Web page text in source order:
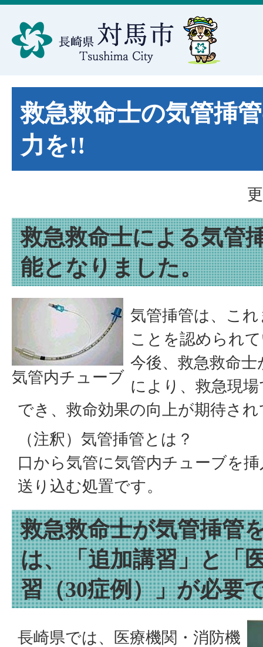
救急救命士の気管挿
力を!!
救急救命士による気管
能となりました。
気管内チューブ
気管挿管は、こ
ことを認められ
今後、救急救命
により、救急現
でき、救命効果の向上が期待さ
（注釈）気管挿管とは？
口から気管に気管内チューブを
送り込む処置です。
救急救命士が気管挿管
は、「追加講習」と「
習（30症例）」が必要
長崎県では、医療機関・消防機